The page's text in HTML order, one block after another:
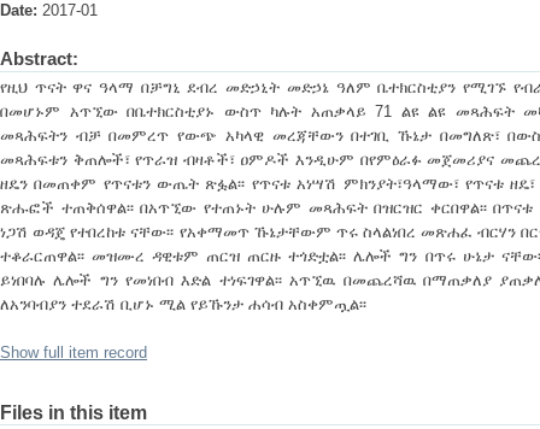
Date: 2017-01
Abstract:
የዚህ ጥናት ዋና ዓላማ በቻግኒ ደብረ መድኃኒት መድኃኔ ዓለም ቤተክርስቲያን የሚገኙ
በመሆኑም አጥኚው በቤተክርስቲያኑ ውስጥ ካሉት አጠቃላይ 71 ልዩ ልዩ መጻሕፍት
መጻሕፍትን ብቻ በመምረጥ የውጭ አካላዊ መረጃቸውን በተገቢ ኹኔታ በመግለጽ፣ በውስጥ
መጻሕፍቱን ቅጠሎች፣ የጥራዝ ብዛቶች፣ ዐምዶች እንዲሁም በየምዕራፉ መጀመሪያና
ዘዴን በመጠቀም የጥናቱን ውጤት ጽፏል፡፡ የጥናቱ አነሣሽ ምክንያት፣ዓላማው፣ የጥናቱ
ጽሑፎች ተጠቅሰዋል፡፡ በአጥኚው የተጠኑት ሁሉም መጻሕፍት በዝርዝር ቀርበዋል፡፡
ነጋሽ ወዳጄ የተበረከቱ ናቸው፡፡ የአቀማመጥ ኹኔታቸውም ጥሩ ስላልነበረ መጽሐፈ ብርሃን
ተቆራርጠዋል፡፡ መዝሙረ ዳዊቱም ጠርዝ ጠርዙ ተጎድቷል፡፡ ሌሎች ግን በጥሩ ሁኔታ
ይነበባሉ ሌሎች ግን የመነበብ እድል ተነፍገዋል፡፡ አጥኚዉ በመጨረሻዉ በማጠቃለያ
ለአንባብያን ተደራሽ ቢሆኑ ሚል የይኹንታ ሐሳብ አስቀምጧል፡፡
Show full item record
Files in this item